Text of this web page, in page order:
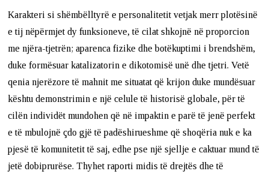
Karakteri si shëmbëlltyrë e personalitetit vetjak merr plotësinë
e tij nëpërmjet dy funksioneve, të cilat shkojnë në proporcion
me njëra-tjetrën; aparenca fizike dhe botëkuptimi i brendshëm,
duke formësuar katalizatorin e dikotomisë unë dhe tjetri. Vetë
qenia njerëzore të mahnit me situatat që krijon duke mundësuar
kështu demonstrimin e një celule të historisë globale, për të
cilën individët mundohen që në impaktin e parë të jenë perfekt
e të mbulojnë çdo gjë të padëshirueshme që shoqëria nuk e ka
pjesë të komunitetit të saj, edhe pse një sjellje e caktuar mund të
jetë dobiprurëse. Thyhet raporti midis të drejtës dhe të